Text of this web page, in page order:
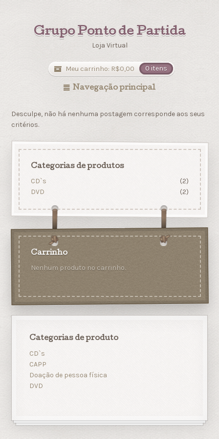
Grupo Ponto de Partida
Loja Virtual
Meu carrinho: R$0,00 0 itens
Navegação principal
Desculpe, não há nenhuma postagem corresponde aos seus
critérios.
Categorias de produtos
CD`s
(2)
DVD
(2)
Carrinho
Nenhum produto no carrinho.
Categorias de produto
CD`s
CAPP
Doação de pessoa física
DVD